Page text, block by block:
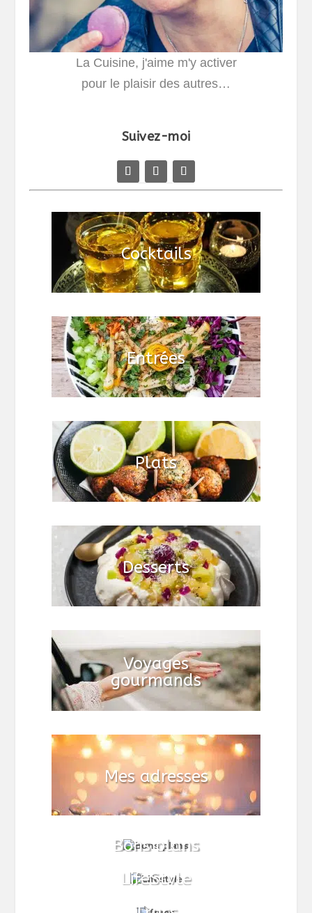
La Cuisine, j'aime m'y activer
pour le plaisir des autres…
Suivez-moi